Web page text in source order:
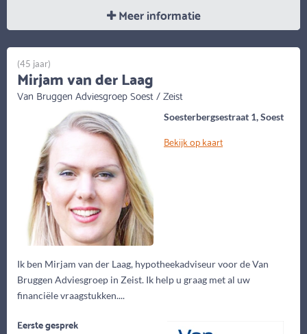
Meer informatie
Soesterbergsestraat 1, Soest
Bekijk op kaart
Ik ben Mirjam van der Laag, hypotheekadviseur voor de Van
Bruggen Adviesgroep in Zeist. Ik help u graag met al uw
financiële vraagstukken....
(45 jaar)
Mirjam van der Laag
Van Bruggen Adviesgroep Soest / Zeist
Eerste gesprek